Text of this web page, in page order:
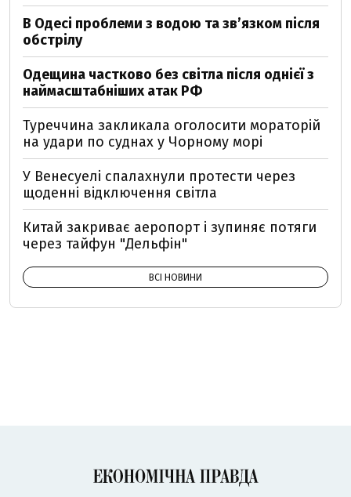
В Одесі проблеми з водою та звʼязком після
обстрілу
Одещина частково без світла після однієї з
наймасштабніших атак РФ
Туреччина закликала оголосити мораторій
на удари по суднах у Чорному морі
У Венесуелі спалахнули протести через
щоденні відключення світла
Китай закриває аеропорт і зупиняє потяги
через тайфун "Дельфін"
ВСІ НОВИНИ